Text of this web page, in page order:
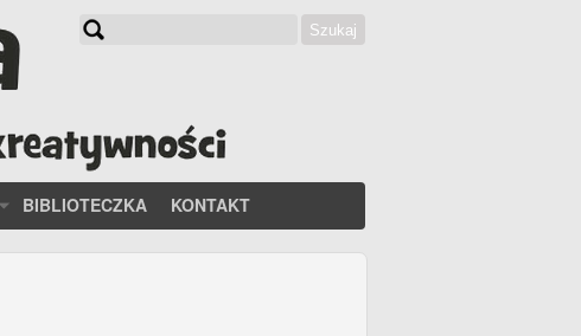
Szukaj
BIBLIOTECZKA KONTAKT